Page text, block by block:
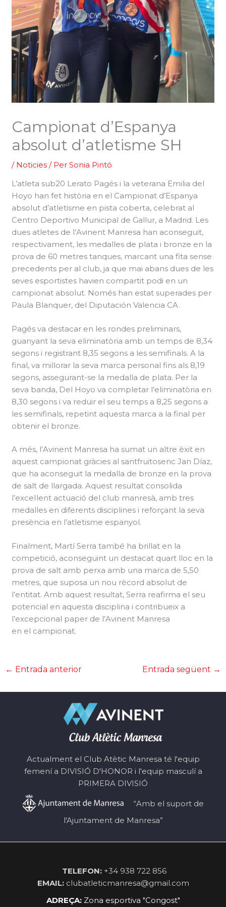
Campionat d’Espanya
absolut d’atletisme SH
/ Noticies / Per Sonia Pintó
L’atleta sub20 Lerato Pagés i la veterana Emilia del
Hoyo han fet història en el Campionat d’Espanya
absolut d’atletisme en pista coberta, celebrat al
Centro Deportivo Municipal de Gallur, a Madrid. Les
dues atletes de l’Avinent Manresa han aconseguit,
respectivament, les medalles de plata i bronze en la
prova de 60 metres tanques, marcant una fita sense
precedents per al club, ja que mai abans dues de les
seves esportistes havien compartit podi en un
campionat absolut. Només han estat superades per
Paula Blanquer, del Diputación Valencia CA.
Pagés va destacar en les rondes preliminars,
guanyant la seva eliminatòria amb un temps de 8,34
segons i registrant 8,35 segons a les semifinals. A la
final, va millorar la seva marca personal fins als 8,19
segons, assegurant-se la medalla de plata. Per la
seva banda, Del Hoyo va completar l’eliminatòria en
8,30 segons i va reduir el seu temps a 8,25 segons a
les semifinals, repetint aquesta marca a la final per
obtenir el bronze.
A més, l’Avinent Manresa ha sumat un altre èxit en
aquest campionat gràcies al santfruitosenc Jan Díaz,
que ha aconseguit la medalla de bronze en la prova
de salt de llargada. Aquest resultat consolida
l’excel·lent actuació del club manresà, amb tres
medalles en diferents disciplines i reforçant la seva
presència en l’atletisme espanyol.
Finalment, Martí Serra també ha brillat en la
competició, aconseguint un destacat quart lloc en la
prova de salt amb perxa amb una marca de 5,50
metres, que suposa un nou rècord absolut de
l’entitat. Amb aquest resultat, Serra reafirma el seu
potencial en aquesta disciplina i contribueix a
l’excepcional paper de l’Avinent Manresa
en el campionat.
← Entrada anterior Entrada següent →
Actualment el Club Atètic Manresa té l'equip
femení a DIVISIÓ D'HONOR i l'equip masculí a
PRIMERA DIVISIÓ
“Amb el suport de
l'Ajuntament de Manresa”
TELEFON:+34 938 722 856
EMAIL:clubatleticmanresa@gmail.com
ADREÇA:Zona esportiva "Congost"